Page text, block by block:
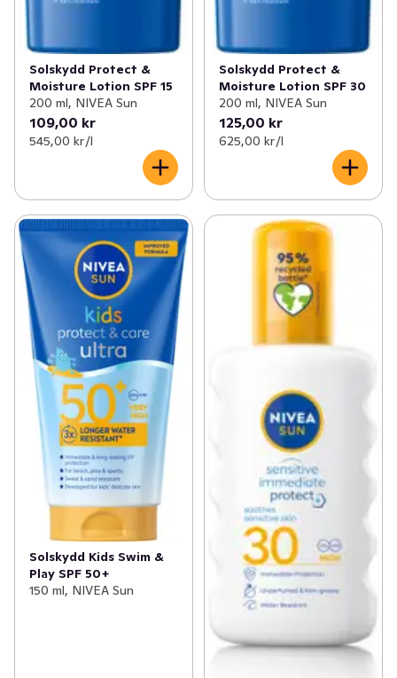
✓
Solskydd Protect &
Moisture Lotion SPF 15
200 ml, NIVEA Sun
109,00 kr
545,00 kr /l
Solskydd Protect &
Moisture Lotion SPF 30
200 ml, NIVEA Sun
125,00 kr
625,00 kr /l
Solskydd Kids Swim &
Play SPF 50+
150 ml, NIVEA Sun